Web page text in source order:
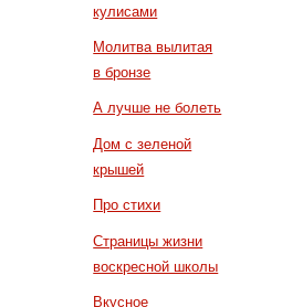
кулисами
Молитва вылитая
в бронзе
А лучше не болеть
Дом с зеленой
крышей
Про стихи
Страницы жизни
воскресной школы
Вкусное